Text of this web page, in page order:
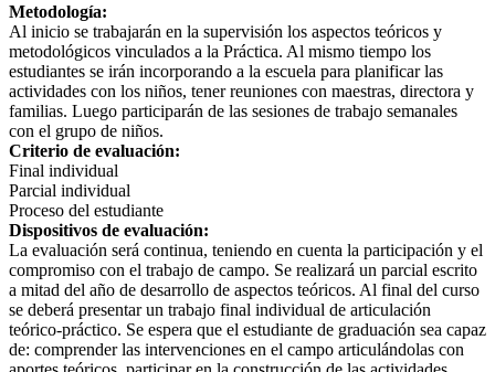
Metodología:
Al inicio se trabajarán en la supervisión los aspectos teóricos y
metodológicos vinculados a la Práctica. Al mismo tiempo los
estudiantes se irán incorporando a la escuela para planificar las
actividades con los niños, tener reuniones con maestras, directora y
familias. Luego participarán de las sesiones de trabajo semanales
con el grupo de niños.
Criterio de evaluación:
Final individual
Parcial individual
Proceso del estudiante
Dispositivos de evaluación:
La evaluación será continua, teniendo en cuenta la participación y el
compromiso con el trabajo de campo. Se realizará un parcial escrito
a mitad del año de desarrollo de aspectos teóricos. Al final del curso
se deberá presentar un trabajo final individual de articulación
teórico-práctico. Se espera que el estudiante de graduación sea capaz
de: comprender las intervenciones en el campo articulándolas con